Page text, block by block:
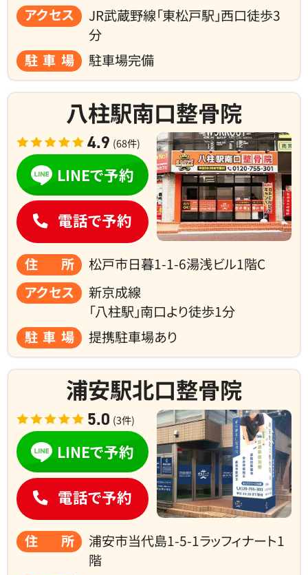
アクセス
JR武蔵野線「東松戸駅」西口徒歩3
分
駐車場
駐車場完備
八柱駅南口整骨院
4.9 (68件)
住所
松戸市日暮1-1-6湯浅ビル1階C
アクセス
新京成線
「八柱駅」南口より徒歩1分
駐車場
提携駐車場あり
LINEで予約
電話で予約
浦安駅北口整骨院
5.0 (3件)
住所
浦安市当代島1-5-1ラッフィナート1
階
LINEで予約
電話で予約